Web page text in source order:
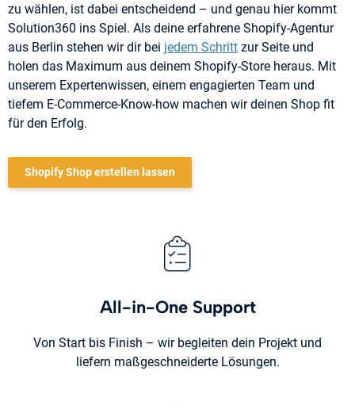
zu wählen, ist dabei entscheidend – und genau hier kommt
Solution360 ins Spiel. Als deine erfahrene Shopify-Agentur
aus Berlin stehen wir dir bei jedem Schritt zur Seite und
holen das Maximum aus deinem Shopify-Store heraus. Mit
unserem Expertenwissen, einem engagierten Team und
tiefem E-Commerce-Know-how machen wir deinen Shop fit
für den Erfolg.
Shopify Shop erstellen lassen
All-in-One Support
Von Start bis Finish – wir begleiten dein Projekt und
liefern maßgeschneiderte Lösungen.